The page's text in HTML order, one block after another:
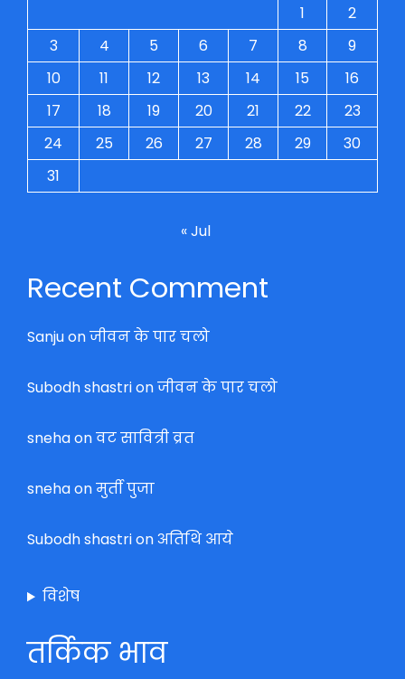
1
2
3
4 5 6 7 8
9
10
11 12 13 14 15
16
17
18 19 20 21 22
23
24
25 26 27 28 29
30
31
« Jul
Recent Comment
Sanjuonजीवन के पार चलो
Subodh shastrionजीवन के पार चलो
snehaonवट सावित्री व्रत
snehaonमुर्ती पुजा
Subodh shastrionअतिथि आये
विशेष
तर्किक भाव